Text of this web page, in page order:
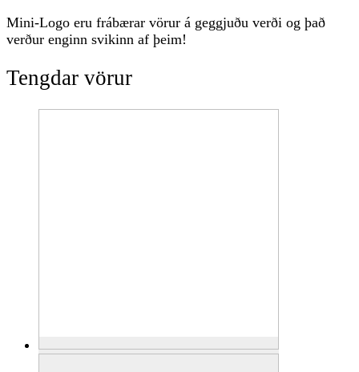
Mini-Logo eru frábærar vörur á geggjuðu verði og það
verður enginn svikinn af þeim!
Tengdar vörur